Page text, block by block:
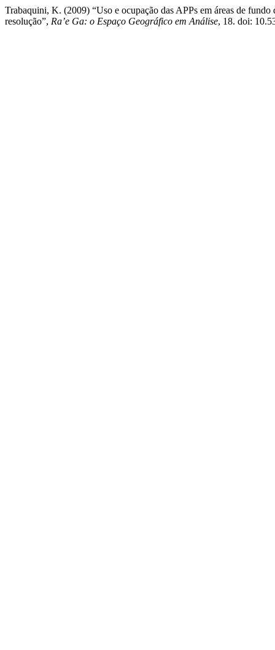
Trabaquini, K. (2009) “Uso e ocupação das APPs em áreas de
resolução”, Ra’e Ga: o Espaço Geográfico em Análise, 18. doi: